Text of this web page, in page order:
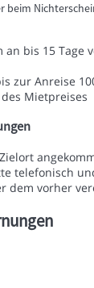
beim
an bis 15 Tage
zur Anreise
des Mietpreises
telefonisch
dem vorher